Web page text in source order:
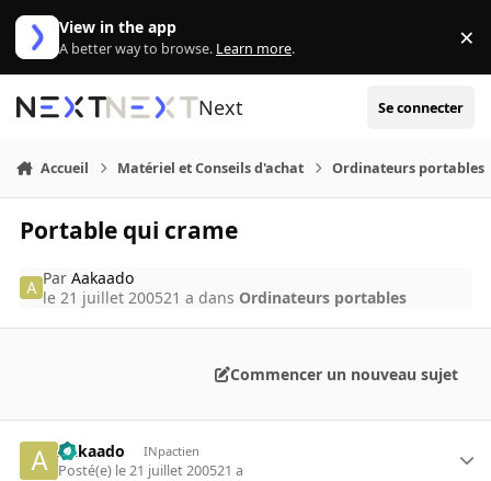
Aller au contenu
View in the app
A better way to browse. Learn more. ×
Next Se connecter
Accueil Matériel et Conseils d'achat Ordinateurs portables
Portable qui crame
ParAakaado
le 21 juillet 200521 a dans Ordinateurs portables
Commencer un nouveau sujet
Aakaado INpactien
Posté(e) le 21 juillet 200521 a